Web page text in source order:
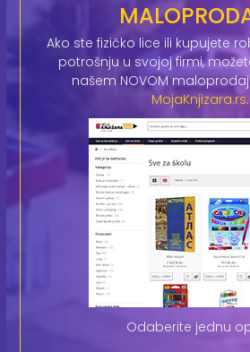
Ako ste fizičko lice ili kupujete
potrošnju u svojoj firmi,
našem NOVOM
MojaKnjizara.rs.
Odaberite jednu